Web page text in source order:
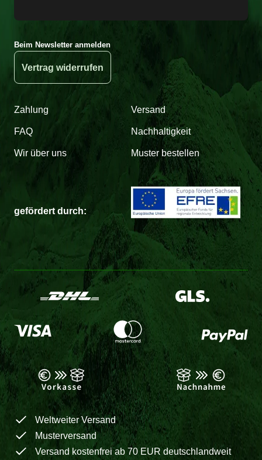
Beim Newsletter anmelden
Vertrag widerrufen
Zahlung Versand
FAQ Nachhaltigkeit
Wir über uns Muster bestellen
gefördert durch:
Weltweiter Versand
Musterversand
Versand kostenfrei ab 70 EUR deutschlandweit